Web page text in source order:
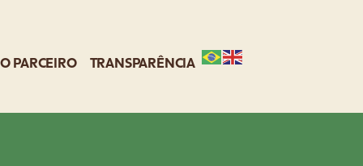
PARCEIRO TRANSPARÊNCIA